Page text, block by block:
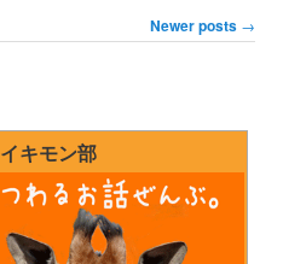
Newer posts →
イキモン部